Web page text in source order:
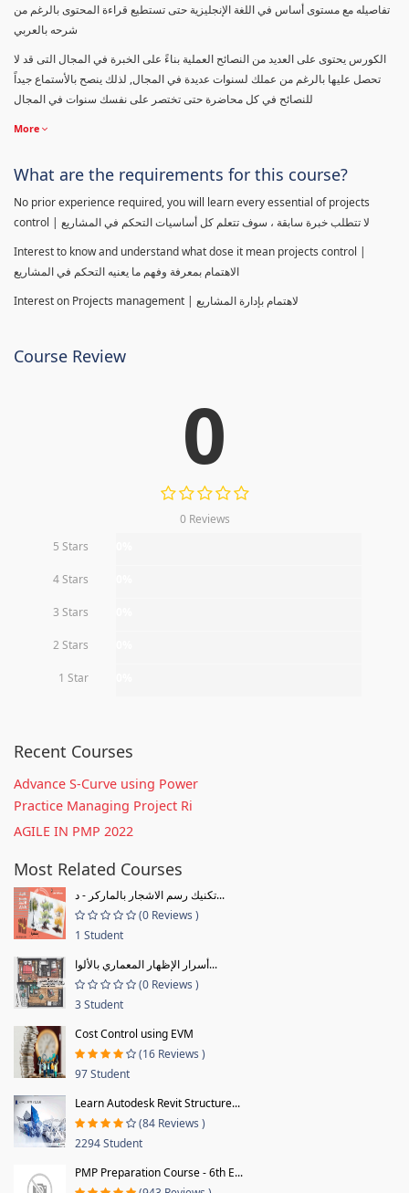
تفاصيله مع مستوى أساس في اللغة الإنجليزية حتى تستطيع قراءة المحتوى بالرغم من
شرحه بالعربي
الكورس يحتوى على العديد من النصائح العملية بناءً على الخبرة في المجال التى قد لا
تحصل عليها بالرغم من عملك لسنوات عديدة في المجال, لذلك ينصح بالأستماع جيداً
للنصائح في كل محاضرة حتى تختصر على نفسك سنوات في المجال
More
What are the requirements for this course?
No prior experience required, you will learn every essential of projects
control | لا تتطلب خبرة سابقة ، سوف تتعلم كل أساسيات التحكم في المشاريع
Interest to know and understand what dose it mean projects control |
الاهتمام بمعرفة وفهم ما يعنيه التحكم في المشاريع
Interest on Projects management | لاهتمام بإدارة المشاريع
Course Review
0
0 Reviews
5 Stars
4 Stars
3 Stars
2 Stars
1 Star
Recent Courses
Advance S-Curve using Power
Practice Managing Project Ri
AGILE IN PMP 2022
Most Related Courses
تكنيك رسم الاشجار بالماركر - د...
(0 Reviews )
1 Student
أسرار الإظهار المعماري بالألوا...
(0 Reviews )
3 Student
Cost Control using EVM
(16 Reviews )
97 Student
Learn Autodesk Revit Structure...
(84 Reviews )
2294 Student
PMP Preparation Course - 6th E...